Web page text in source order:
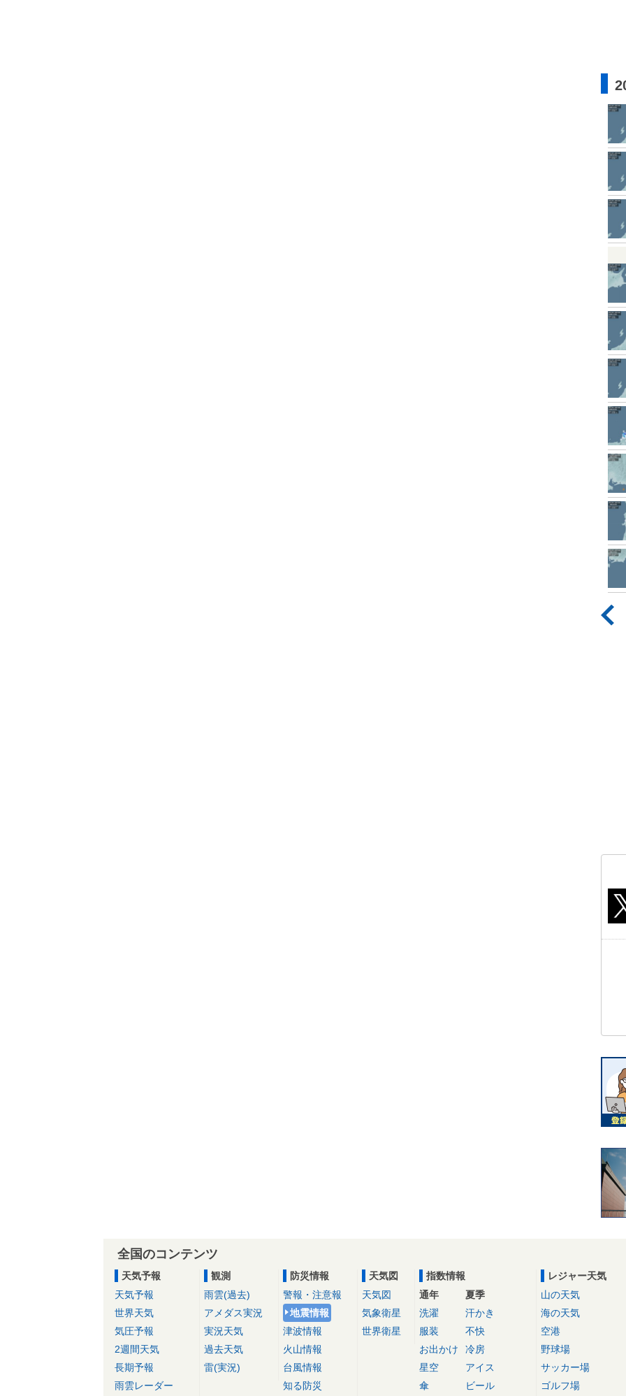
全国のコンテンツ
天気予報
天気予報
世界天気
気圧予報
2週間天気
長期予報
雨雲レーダー
観測
雨雲(過去)
アメダス実況
実況天気
過去天気
雷(実況)
防災情報
警報・注意報
地震情報
津波情報
火山情報
台風情報
知る防災
天気図
天気図
気象衛星
世界衛星
指数情報
通年
洗濯
服装
お出かけ
星空
傘
夏季
汗かき
不快
冷房
アイス
ビール
レジャー天気
山の天気
海の天気
空港
野球場
サッカー場
ゴルフ場